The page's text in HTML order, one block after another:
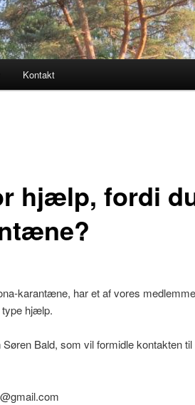
Kontakt
hjælp, fordi
karantæne, har et af vores
type hjælp.
Bald, som vil formidle kontakten til